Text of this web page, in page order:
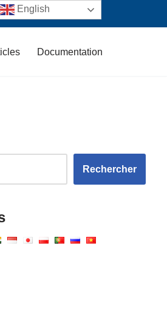
Documentation
Rechercher
English